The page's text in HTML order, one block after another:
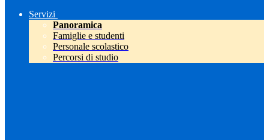
Servizi
Panoramica
Famiglie e studenti
Personale scolastico
Percorsi di studio